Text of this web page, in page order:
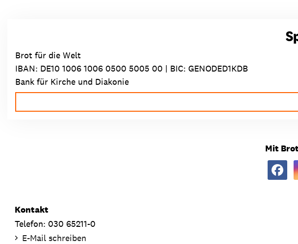
Brot für die Welt
IBAN: DE10 1006 1006 0500 5005 00 | BIC: GENODED1KDB
Bank für Kirche und Diakonie
Mit
Kontakt
Telefon: 030 65211-0
E-Mail schreiben